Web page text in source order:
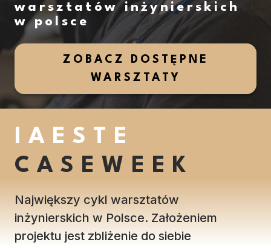
warsztatów inżynierskich
w polsce
ZOBACZ DOSTĘPNE
WARSZTATY
IAESTE
CASEWEEK
Największy cykl warsztatów
inżynierskich w Polsce. Założeniem
projektu jest zbliżenie do siebie